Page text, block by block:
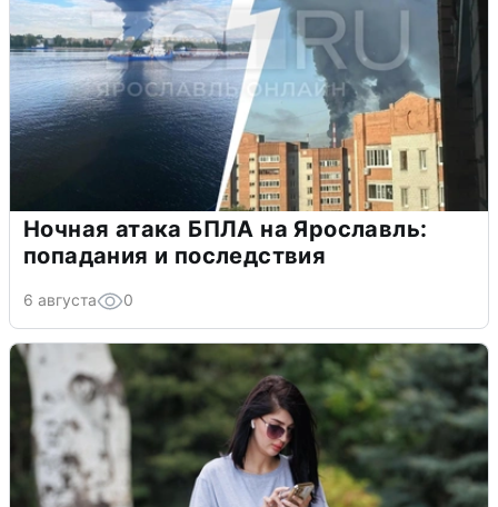
Ночная атака БПЛА на Ярославль:
попадания и последствия
6 августа 0